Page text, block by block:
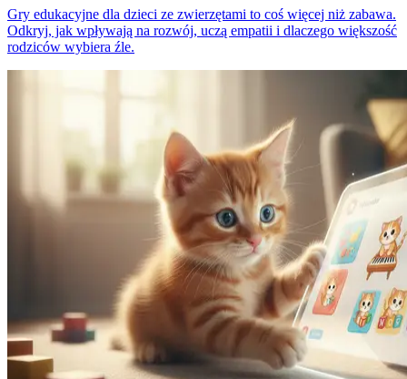
Gry edukacyjne dla dzieci ze zwierzętami to coś więcej niż zabawa.
Odkryj, jak wpływają na rozwój, uczą empatii i dlaczego większość
rodziców wybiera źle.